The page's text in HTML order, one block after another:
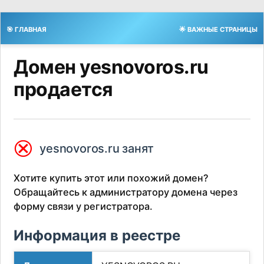
🎯 ГЛАВНАЯ 🌟 ВАЖНЫЕ СТРАНИЦЫ
Домен yesnovoros.ru
продается
⮿ yesnovoros.ru занят
Хотите купить этот или похожий домен?
Обращайтесь к администратору домена через
форму связи у регистратора.
Информация в реестре